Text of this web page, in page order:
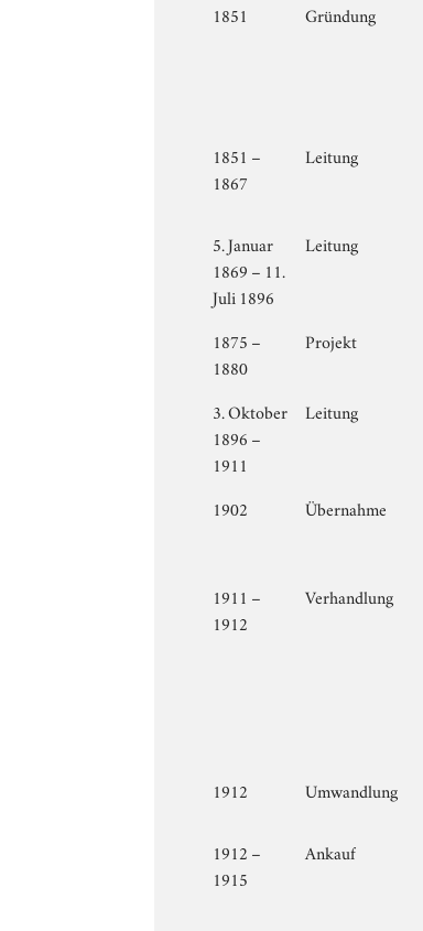
1851 Gründung
1851 –
1867
Leitung
5. Januar
1869 – 11.
Juli 1896
Leitung
1875 –
1880
Projekt
3. Oktober
1896 –
1911
Leitung
1902 Übernahme
1911 –
1912
Verhandlung
1912 Umwandlung
1912 –
1915
Ankauf